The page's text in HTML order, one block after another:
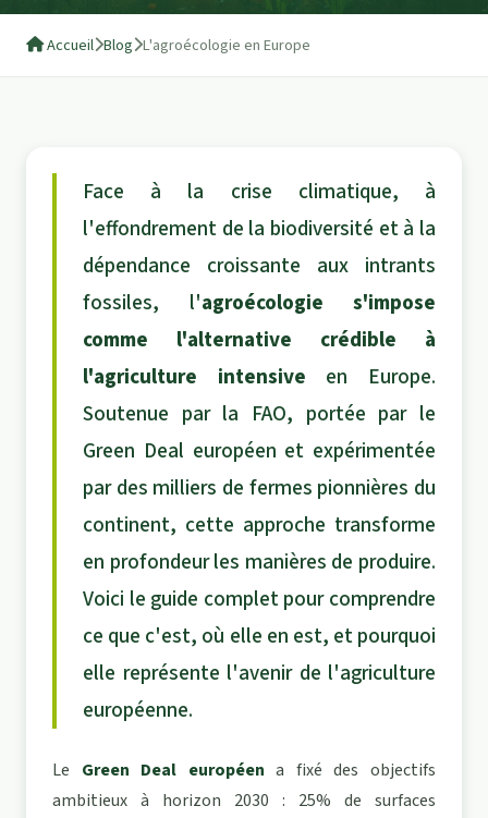
Accueil Blog L'agroécologie en Europe
Face à la crise climatique, à
l'effondrement de la biodiversité et à la
dépendance croissante aux intrants
fossiles, l'agroécologie s'impose
comme l'alternative crédible à
l'agriculture intensive en Europe.
Soutenue par la FAO, portée par le
Green Deal européen et expérimentée
par des milliers de fermes pionnières du
continent, cette approche transforme
en profondeur les manières de produire.
Voici le guide complet pour comprendre
ce que c'est, où elle en est, et pourquoi
elle représente l'avenir de l'agriculture
européenne.
Le Green Deal européen a fixé des objectifs
ambitieux à horizon 2030 : 25% de surfaces